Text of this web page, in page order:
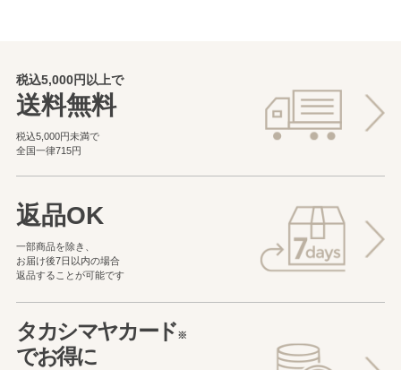
税込5,000円以上で
送料無料
税込5,000円未満で
全国一律715円
返品OK
一部商品を除き、
お届け後7日以内の場合
返品することが可能です
タカシマヤカード※
でお得に